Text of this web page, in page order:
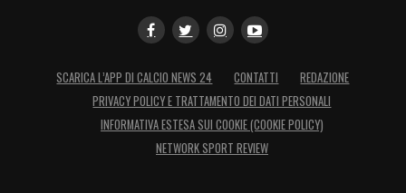
SCARICA L’APP DI CALCIO NEWS 24 CONTATTI
REDAZIONE
PRIVACY POLICY E TRATTAMENTO DEI DATI PERSONALI
INFORMATIVA ESTESA SUI COOKIE (COOKIE POLICY)
NETWORK SPORT REVIEW